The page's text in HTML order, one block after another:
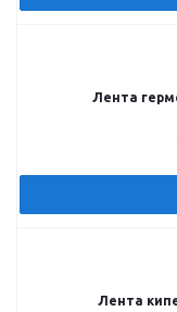
Лента
Лента